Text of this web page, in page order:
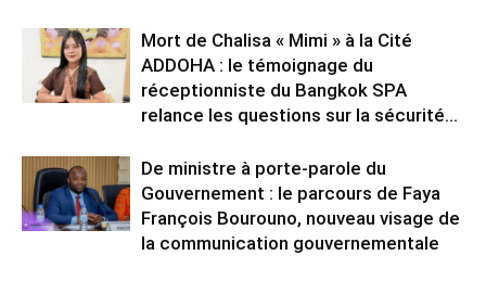
Mort de Chalisa « Mimi » à la Cité
ADDOHA : le témoignage du
réceptionniste du Bangkok SPA
relance les questions sur la sécurité...
De ministre à porte-parole du
Gouvernement : le parcours de Faya
François Bourouno, nouveau visage de
la communication gouvernementale